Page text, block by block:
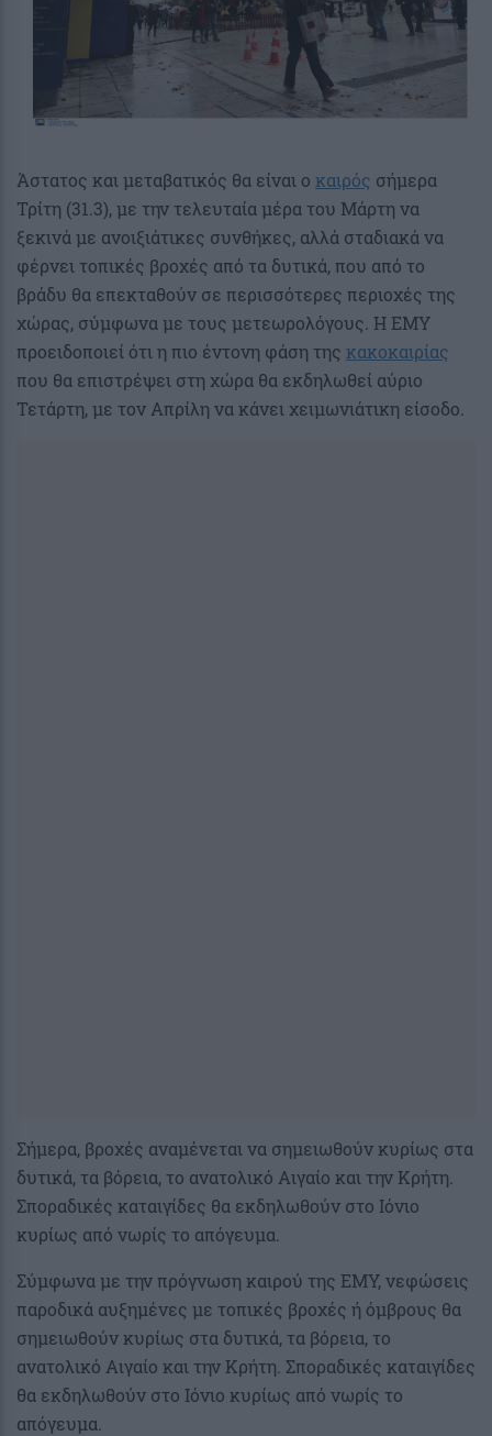
Άστατος και μεταβατικός θα είναι ο καιρός σήμερα
Τρίτη (31.3), με την τελευταία μέρα του Μάρτη να
ξεκινά με ανοιξιάτικες συνθήκες, αλλά σταδιακά να
φέρνει τοπικές βροχές από τα δυτικά, που από το
βράδυ θα επεκταθούν σε περισσότερες περιοχές της
χώρας, σύμφωνα με τους μετεωρολόγους. Η ΕΜΥ
προειδοποιεί ότι η πιο έντονη φάση της κακοκαιρίας
που θα επιστρέψει στη χώρα θα εκδηλωθεί αύριο
Τετάρτη, με τον Απρίλη να κάνει χειμωνιάτικη είσοδο.
Σήμερα, βροχές αναμένεται να σημειωθούν κυρίως στα
δυτικά, τα βόρεια, το ανατολικό Αιγαίο και την Κρήτη.
Σποραδικές καταιγίδες θα εκδηλωθούν στο Ιόνιο
κυρίως από νωρίς το απόγευμα.
Σύμφωνα με την πρόγνωση καιρού της ΕΜΥ, νεφώσεις
παροδικά αυξημένες με τοπικές βροχές ή όμβρους θα
σημειωθούν κυρίως στα δυτικά, τα βόρεια, το
ανατολικό Αιγαίο και την Κρήτη. Σποραδικές καταιγίδες
θα εκδηλωθούν στο Ιόνιο κυρίως από νωρίς το
απόγευμα.